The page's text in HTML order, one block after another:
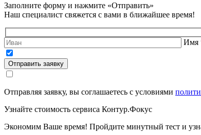
Заполните форму и нажмите «Отправить»
Наш специалист свяжется с вами в ближайшее время!
Имя
Отправить заявку
Отправляя заявку, вы соглашаетесь с условиями
Узнайте стоимость сервиса Контур.Фокус
Экономим Ваше время! Пройдите минутный тест и